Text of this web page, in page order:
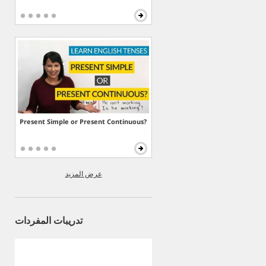
Present Simple or Present Continuous?
عرض المزيد
تدريبات المفردات